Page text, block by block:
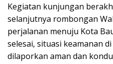
Kegiatan kunjungan
selanjutnya rombongan
perjalanan menuju Kota
selesai, situasi keamanan
dilaporkan aman dan